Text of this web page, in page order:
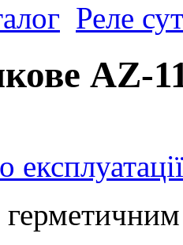
Реле
AZ-
експлуатації